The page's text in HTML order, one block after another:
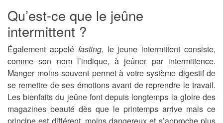
Qu’est-ce que le jeûne
intermittent ?
Également appelé fasting, le jeune intermittent consiste,
comme son nom l’indique, à jeûner par intermittence.
Manger moins souvent permet à votre système digestif de
se remettre de ses émotions avant de reprendre le travail.
Les bienfaits du jeûne font depuis longtemps la gloire des
magazines beauté dès que le printemps arrive mais ce